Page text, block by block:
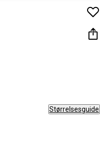
Størrelsesguide